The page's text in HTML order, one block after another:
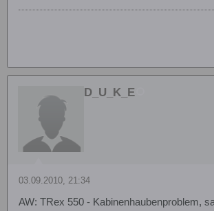
D_U_K_E
03.09.2010, 21:34
AW: TRex 550 - Kabinenhaubenproblem,